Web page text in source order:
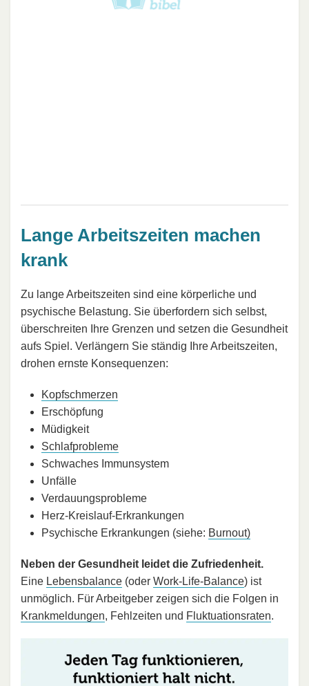
Lange Arbeitszeiten machen
krank
Zu lange Arbeitszeiten sind eine körperliche und
psychische Belastung. Sie überfordern sich selbst,
überschreiten Ihre Grenzen und setzen die Gesundheit
aufs Spiel. Verlängern Sie ständig Ihre Arbeitszeiten,
drohen ernste Konsequenzen:
Kopfschmerzen
Erschöpfung
Müdigkeit
Schlafprobleme
Schwaches Immunsystem
Unfälle
Verdauungsprobleme
Herz-Kreislauf-Erkrankungen
Psychische Erkrankungen (siehe: Burnout)
Neben der Gesundheit leidet die Zufriedenheit.
Eine Lebensbalance (oder Work-Life-Balance) ist
unmöglich. Für Arbeitgeber zeigen sich die Folgen in
Krankmeldungen, Fehlzeiten und Fluktuationsraten.